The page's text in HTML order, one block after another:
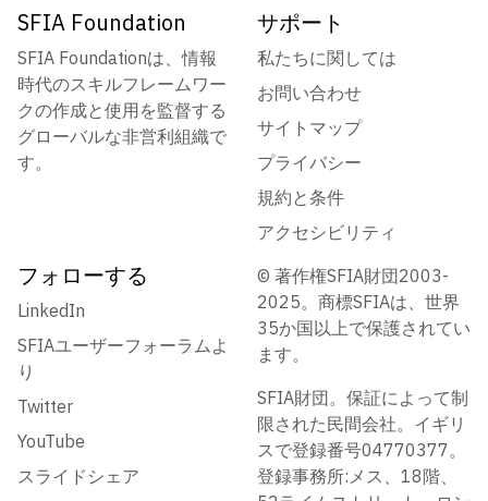
SFIA Foundation
SFIA Foundationは、情報
時代のスキルフレームワー
クの作成と使用を監督する
グローバルな非営利組織で
す。
サポート
私たちに関しては
お問い合わせ
サイトマップ
プライバシー
規約と条件
アクセシビリティ
フォローする
LinkedIn
SFIAユーザーフォーラムよ
り
Twitter
YouTube
スライドシェア
© 著作権SFIA財団2003-
2025。商標SFIAは、世界
35か国以上で保護されてい
ます。
SFIA財団。保証によって制
限された民間会社。イギリ
スで登録番号04770377。
登録事務所:メス、18階、